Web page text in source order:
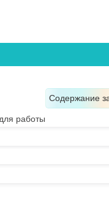
Содержание
работы